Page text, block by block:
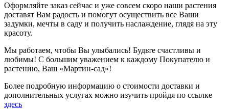
Оформляйте заказ сейчас и уже совсем скоро наши растения
доставят Вам радость и помогут осуществить все Ваши
задумки, мечты в саду и получить наслаждение, глядя на эту
красоту.
Мы работаем, чтобы Вы улыбались! Будьте счастливы и
любимы! С большим уважением к каждому Покупателю и
растению, Ваш «Мартин-сад»!
Более подробную информацию о стоимости доставки и
дополнительных услугах можно изучить пройдя по ссылке
здесь